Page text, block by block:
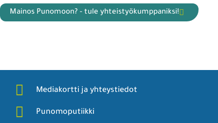
Mainos Punomoon? - tule yhteistyökumppaniksi!
Mediakortti ja yhteystiedot
Punomoputiikki